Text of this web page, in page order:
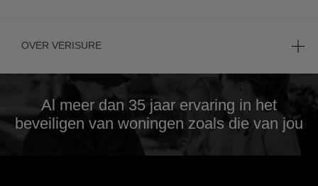
OVER VERISURE
Al meer dan 35 jaar ervaring in het
beveiligen van woningen zoals die van jou